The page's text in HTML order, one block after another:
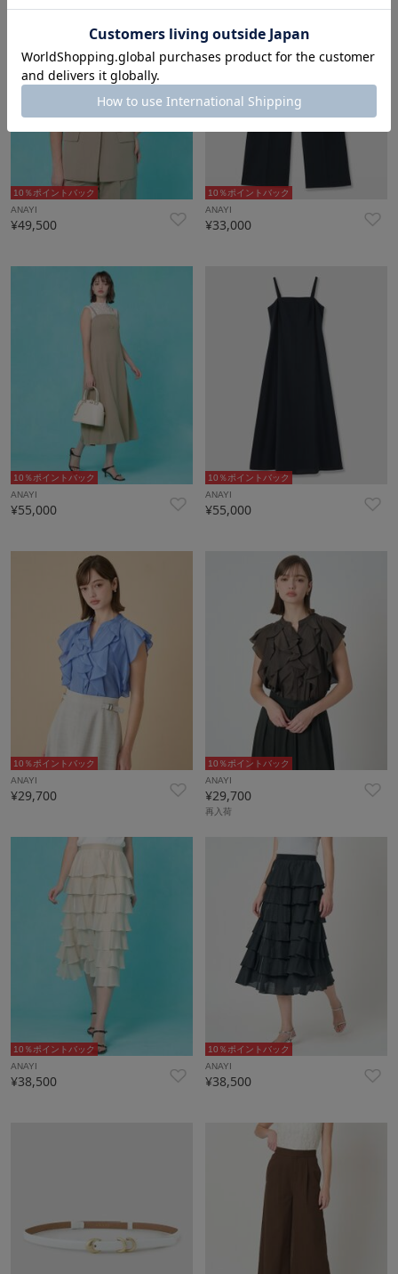
10％ポイントバック
ANAYI
¥49,500
10％ポイントバック
ANAYI
¥33,000
10％ポイントバック
ANAYI
¥55,000
10％ポイントバック
ANAYI
¥55,000
10％ポイントバック
ANAYI
¥29,700
10％ポイントバック
ANAYI
¥29,700
再入荷
10％ポイントバック
ANAYI
¥38,500
10％ポイントバック
ANAYI
¥38,500